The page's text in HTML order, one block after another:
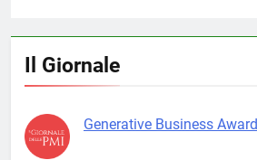
Il Giornale
Generative Business Award